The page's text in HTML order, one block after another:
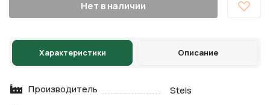
Нет в наличии
Характеристики Описание
Производитель
Stels